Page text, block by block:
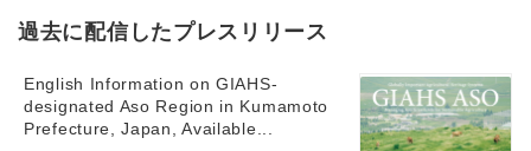
過去に配信したプレスリリース
English Information on GIAHS-
designated Aso Region in Kumamoto
Prefecture, Japan, Available...